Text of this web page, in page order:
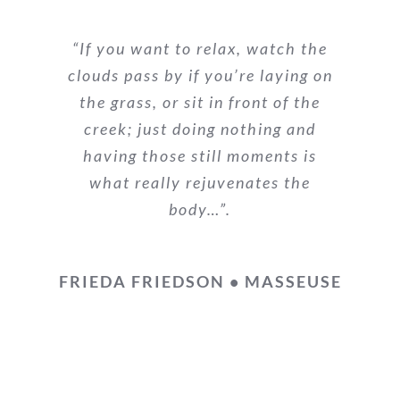
“If you want to relax, watch the
clouds pass by if you’re laying on
the grass, or sit in front of the
creek; just doing nothing and
having those still moments is
what really rejuvenates the
body…”.
FRIEDA FRIEDSON • MASSEUSE